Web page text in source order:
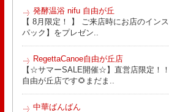
発酵温浴 nifu 自由が丘
【 8月限定！ 】 ご来店時にお店のイン
パック】をプレゼン..
RegettaCanoe自由が丘店
【☆サマーSALE開催☆】直営店限定！
自由が丘店です🌻まだま..
中華ばんばん